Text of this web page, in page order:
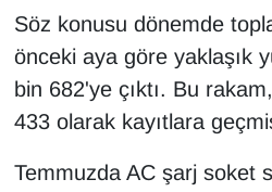
Söz konusu dönemde
önceki aya göre yaklaşık
bin 682'ye çıktı. Bu
433 olarak kayıtlara
Temmuzda AC şarj soket
Kim Kimdir?
Kültür & Sanat
KURDÎ